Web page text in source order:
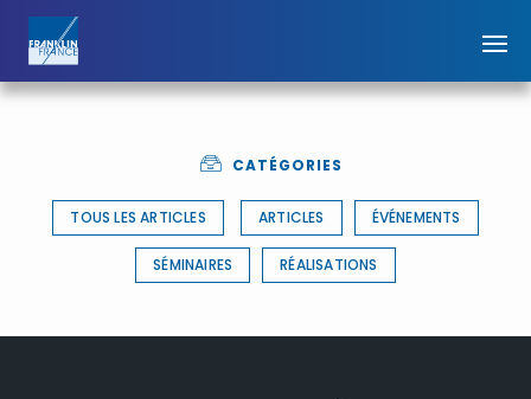
CATÉGORIES
TOUS LES ARTICLES ARTICLES ÉVÉNEMENTS
SÉMINAIRES RÉALISATIONS